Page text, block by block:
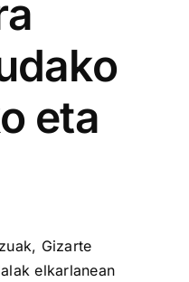
eta
Gizarte
elkarlanean